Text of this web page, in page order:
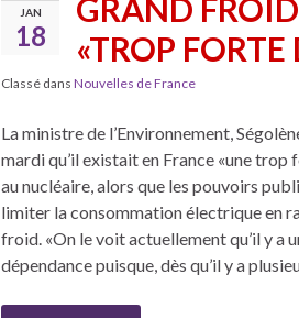
JAN
18
GRAND
«TROP
Classé dans Nouvelles de France
La ministre de l’Environnement,
mardi qu’il existait en France «une trop
au nucléaire, alors que les pouvoirs
limiter la consommation électrique en
froid. «On le voit actuellement qu’il y a
dépendance puisque, dès qu’il y a